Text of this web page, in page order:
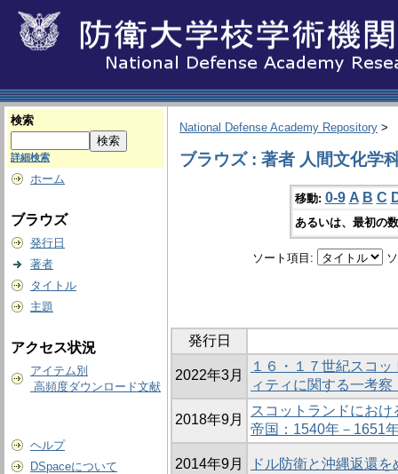
検索
詳細検索
ホーム
ブラウズ
発行日
著者
タイトル
主題
アクセス状況
アイテム別
高頻度ダウンロード文献
ヘルプ
DSpaceについて
National Defense Academy Repository >
ブラウズ : 著者 人間文化学
移動: 0-9 A B C
あるいは、最初の
ソート項目:
発行日
2022年3月
１６・１７世紀スコ
ィティに関する一考
2018年9月
スコットランドにお
帝国：1540年－1651
2014年9月 ドル防衛と沖縄返還